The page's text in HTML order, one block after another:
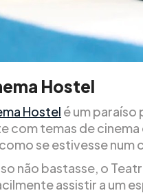
Hostel
Hostel é um paraíso
com temas de
se estivesse num
não bastasse, o
assistir a um